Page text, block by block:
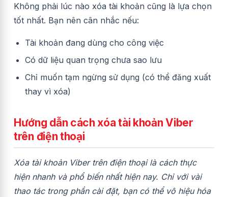
Không phải lúc nào xóa tài khoản cũng là lựa chọn
tốt nhất. Bạn nên cân nhắc nếu:
Tài khoản đang dùng cho công việc
Có dữ liệu quan trọng chưa sao lưu
Chỉ muốn tạm ngừng sử dụng (có thể đăng xuất
thay vì xóa)
Hướng dẫn cách xóa tài khoản Viber
trên điện thoại
Xóa tài khoản Viber trên điện thoại là cách thực
hiện nhanh và phổ biến nhất hiện nay. Chỉ với vài
thao tác trong phần cài đặt, bạn có thể vô hiệu hóa